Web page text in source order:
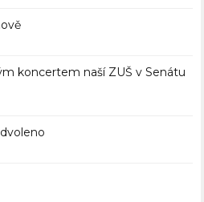
koncertem naší ZUŠ v Senátu